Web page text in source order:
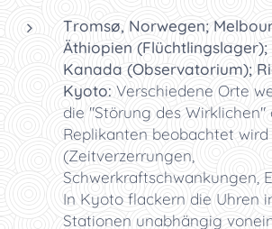
Tromsø, Norwegen;
Äthiopien
Kanada (Observatorium);
Kyoto: Verschiedene Orte
die "Störung des Wirklichen"
Replikanten beobachtet wird
(Zeitverzerrungen,
Schwerkraftschwankungen,
In Kyoto flackern die Uhren
Stationen unabhängig